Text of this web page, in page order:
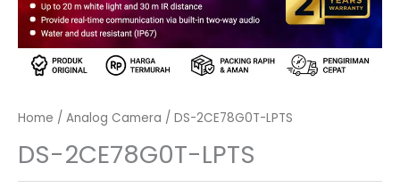
Home / Analog Camera / DS-2CE78G0T-LPTS
DS-2CE78G0T-LPTS